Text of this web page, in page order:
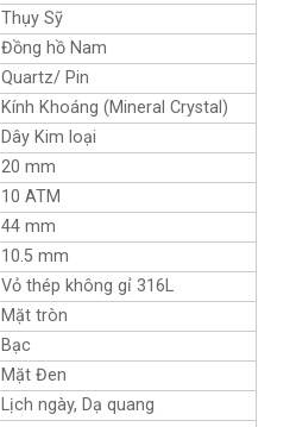
Thụy Sỹ
Đồng hồ Nam
Quartz/ Pin
Kính Khoáng (Mineral Crystal)
Dây Kim loại
20 mm
10 ATM
44 mm
10.5 mm
Vỏ thép không gỉ 316L
Mặt tròn
Bạc
Mặt Đen
Lịch ngày, Dạ quang